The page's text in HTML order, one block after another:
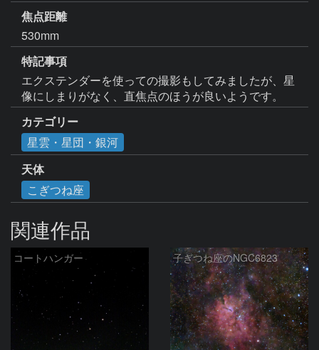
焦点距離
530mm
特記事項
エクステンダーを使っての撮影もしてみましたが、星
像にしまりがなく、直焦点のほうが良いようです。
カテゴリー
星雲・星団・銀河
天体
こぎつね座
関連作品
コートハンガー 子ぎつね座のNGC6823